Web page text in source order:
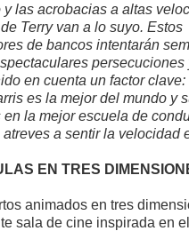
las acrobacias a altas
Terry van a lo suyo. Estos
de bancos intentarán
persecuciones
en cuenta un factor clave:
es la mejor del mundo y
la mejor escuela de
a sentir la velocidad
EN TRES
animados en tres
sala de cine inspirada en